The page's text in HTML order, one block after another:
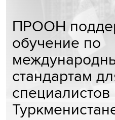
ПРООН
обучение по
стандартам